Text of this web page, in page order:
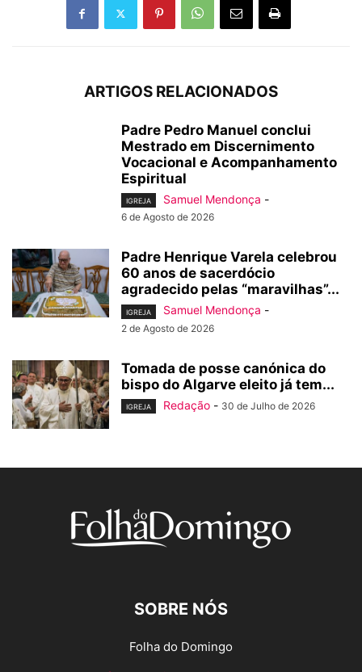
ARTIGOS RELACIONADOS
Padre Pedro Manuel conclui
Mestrado em Discernimento
Vocacional e Acompanhamento
Espiritual
IGREJA Samuel Mendonça -
6 de Agosto de 2026
Padre Henrique Varela celebrou
60 anos de sacerdócio
agradecido pelas “maravilhas”...
IGREJA Samuel Mendonça -
2 de Agosto de 2026
Tomada de posse canónica do
bispo do Algarve eleito já tem...
IGREJA Redação - 30 de Julho de 2026
SOBRE NÓS
Folha do Domingo